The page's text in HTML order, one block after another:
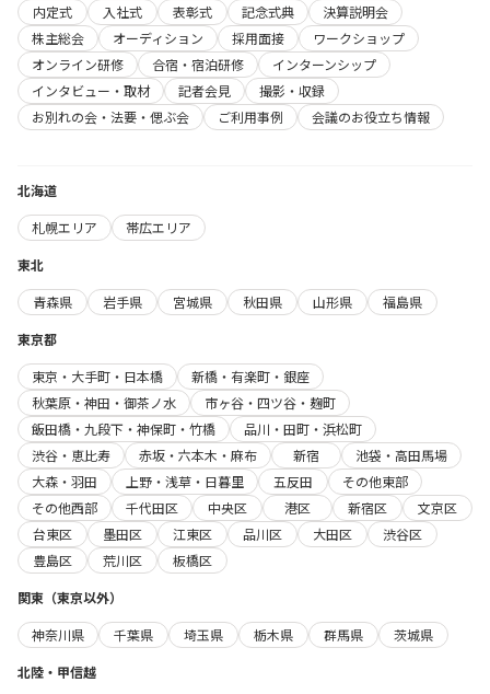
内定式
入社式 表彰式 記念式典
決算説明会
株主総会
オーディション 採用面接
ワークショップ
オンライン研修
合宿・宿泊研修
インターンシップ
インタビュー・取材
記者会見
撮影・収録
お別れの会・法要・偲ぶ会
ご利用事例 会議のお役立ち情報
北海道
札幌エリア
帯広エリア
東北
青森県
岩手県 宮城県 秋田県 山形県
福島県
東京都
東京・大手町・日本橋
新橋・有楽町・銀座
秋葉原・神田・御茶ノ水
市ヶ谷・四ツ谷・麹町
飯田橋・九段下・神保町・竹橋
品川・田町・浜松町
渋谷・恵比寿
赤坂・六本木・麻布 新宿
池袋・高田馬場
大森・羽田
上野・浅草・日暮里 五反田
その他東部
その他西部
千代田区 中央区 港区 新宿区
文京区
台東区
墨田区 江東区 品川区 大田区
渋谷区
豊島区
荒川区
板橋区
関東（東京以外）
神奈川県
千葉県 埼玉県 栃木県 群馬県
茨城県
北陸・甲信越